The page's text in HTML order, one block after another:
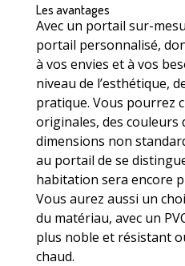
Les avantages
Avec un portail sur-
portail personnalisé,
à vos envies et à vos
niveau de l’esthétique,
pratique. Vous pourrez
originales, des couleurs
dimensions non
au portail de se
habitation sera encore
Vous aurez aussi un
du matériau, avec un
plus noble et résistant
chaud.